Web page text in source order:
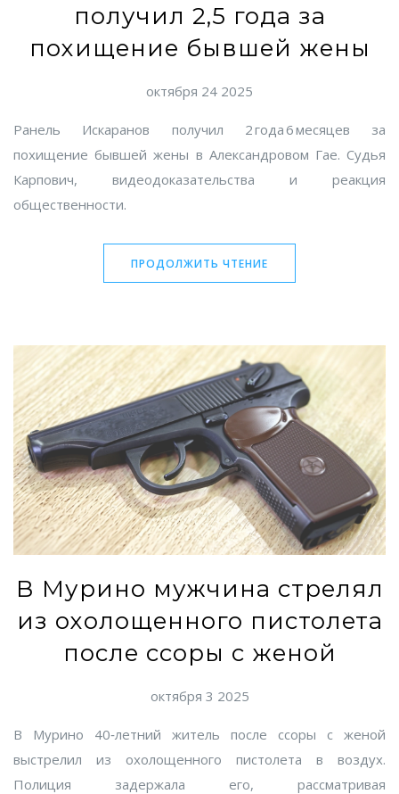
получил 2,5 года за
похищение бывшей жены
октября 24 2025
Ранель Искаранов получил 2 года 6 месяцев за
похищение бывшей жены в Александровом Гае. Судья
Карпович, видеодоказательства и реакция
общественности.
ПРОДОЛЖИТЬ ЧТЕНИЕ
В Мурино мужчина стрелял
из охолощенного пистолета
после ссоры с женой
октября 3 2025
В Мурино 40‑летний житель после ссоры с женой
выстрелил из охолощенного пистолета в воздух.
Полиция задержала его, рассматривая